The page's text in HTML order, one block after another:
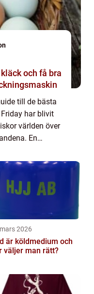
och få bra
till de bästa
har blivit
världen över
En
2026
är köldmedium och
väljer man rätt?